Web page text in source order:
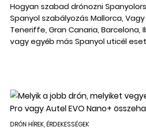
Hogyan szabad drónozni
Spanyol szabályozás Mallorca,
Teneriffe, Gran Canaria, Barcelona,
vagy egyéb más Spanyol uticél
DRÓN HÍREK, ÉRDEKESSÉGEK